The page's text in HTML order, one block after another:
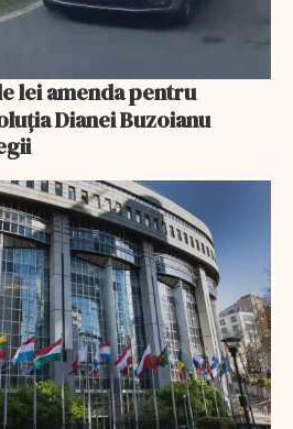
Dianei Buzoianu